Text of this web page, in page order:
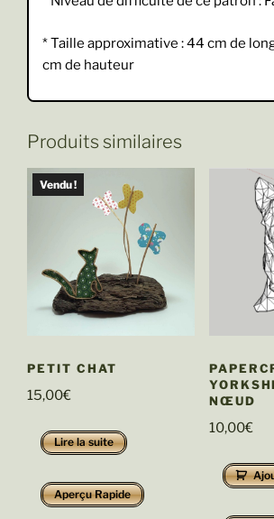
* Taille approximative : 44 cm de
cm de hauteur
Produits similaires
Vendu !
PETIT CHAT
15,00€
Lire la suite
Aperçu Rapide
NŒUD
10,00€